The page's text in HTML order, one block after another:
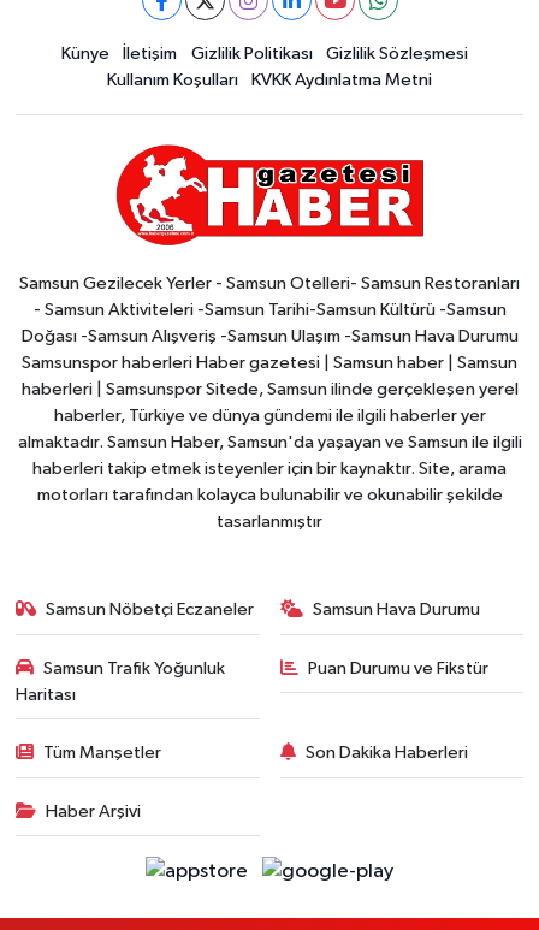
Künye İletişim Gizlilik Politikası
Gizlilik Sözleşmesi
Kullanım Koşulları
KVKK Aydınlatma Metni
Samsun Gezilecek Yerler - Samsun Otelleri- Samsun Restoranları
- Samsun Aktiviteleri -Samsun Tarihi-Samsun Kültürü -Samsun
Doğası -Samsun Alışveriş -Samsun Ulaşım -Samsun Hava Durumu
Samsunspor haberleri Haber gazetesi | Samsun haber | Samsun
haberleri | Samsunspor Sitede, Samsun ilinde gerçekleşen yerel
haberler, Türkiye ve dünya gündemi ile ilgili haberler yer
almaktadır. Samsun Haber, Samsun'da yaşayan ve Samsun ile ilgili
haberleri takip etmek isteyenler için bir kaynaktır. Site, arama
motorları tarafından kolayca bulunabilir ve okunabilir şekilde
tasarlanmıştır
Samsun Nöbetçi Eczaneler Samsun Hava Durumu
Samsun Trafik Yoğunluk
Haritası
Puan Durumu ve Fikstür
Tüm Manşetler Son Dakika Haberleri
Haber Arşivi